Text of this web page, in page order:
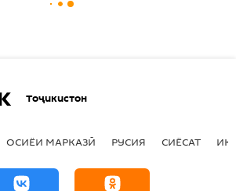
Тоҷикистон
ОСИЁИ МАРКАЗӢ РУСИЯ СИЁСАТ